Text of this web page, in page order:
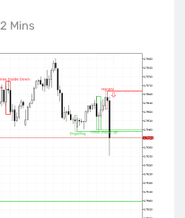
2 Mins